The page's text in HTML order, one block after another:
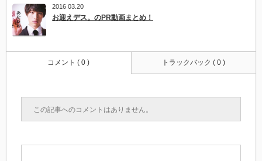
2016 03.20
お迎えデス。のPR動画まとめ！
コメント ( 0 ) トラックバック ( 0 )
この記事へのコメントはありません。